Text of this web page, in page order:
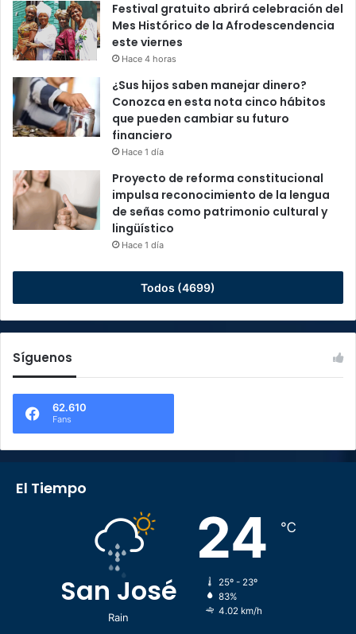
Festival gratuito abrirá celebración del
Mes Histórico de la Afrodescendencia
este viernes
Hace 4 horas
¿Sus hijos saben manejar dinero?
Conozca en esta nota cinco hábitos
que pueden cambiar su futuro
financiero
Hace 1 día
Proyecto de reforma constitucional
impulsa reconocimiento de la lengua
de señas como patrimonio cultural y
lingüístico
Hace 1 día
Todos (4699)
Síguenos
62.610
Fans
El Tiempo
San José
Rain
24 ℃
25º - 23º
83%
4.02 km/h